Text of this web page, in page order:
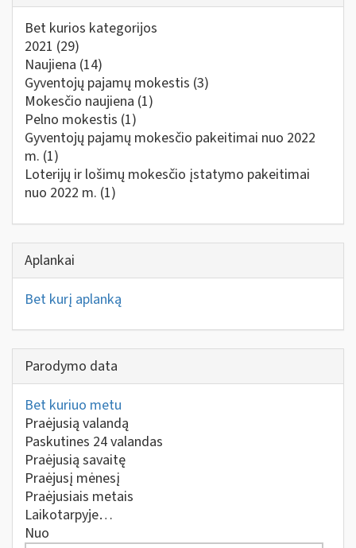
Bet kurios kategorijos
2021 (29)
Naujiena (14)
Gyventojų pajamų mokestis (3)
Mokesčio naujiena (1)
Pelno mokestis (1)
Gyventojų pajamų mokesčio pakeitimai nuo 2022
m. (1)
Loterijų ir lošimų mokesčio įstatymo pakeitimai
nuo 2022 m. (1)
Aplankai
Bet kurį aplanką
Parodymo data
Bet kuriuo metu
Praėjusią valandą
Paskutines 24 valandas
Praėjusią savaitę
Praėjusį mėnesį
Praėjusiais metais
Laikotarpyje…
Nuo